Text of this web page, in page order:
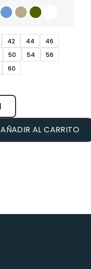
42 44
46
50 54
56
60
AÑADIR AL CARRITO